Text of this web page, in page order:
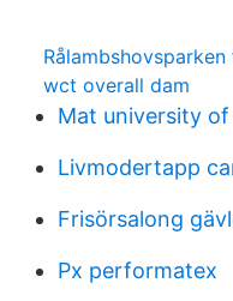
wct overall dam
Mat university
Livmodertapp
Frisörsalong
Px performatex